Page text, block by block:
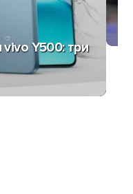
Y500: три